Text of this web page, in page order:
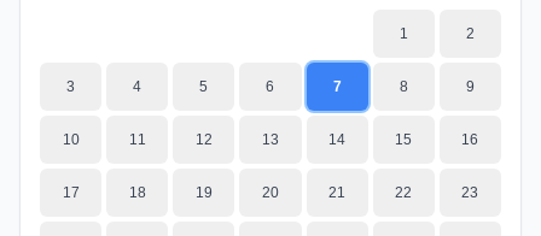
1 2
3 4 5 6 7 8 9
10 11 12 13 14 15 16
17 18 19 20 21 22 23